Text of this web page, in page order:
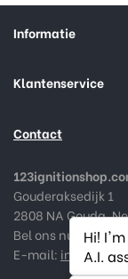
Informatie
Klantenservice
Contact
Gouderaksedijk 1
2808 NA Gouda,
Bel ons nu:
+31182
E-mail:
Hi!
A.I.